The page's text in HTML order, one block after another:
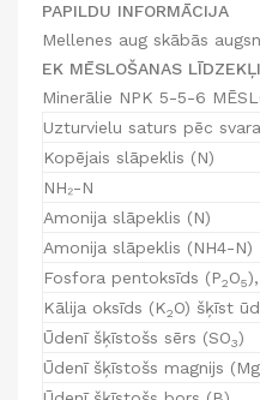
PAPILDU INFORMĀCIJA
Mellenes aug skābās
EK MĒSLOŠANAS LĪDZEKĻI
Minerālie NPK 5-5-6
Uzturvielu saturs pēc svara
Kopējais slāpeklis (N)
NH₂-N
Amonija slāpeklis (N)
Amonija slāpeklis (NH4-N)
Fosfora pentoksīds (P2O5
Kālija oksīds (K2O) šķīst
Ūdenī šķīstošs sērs (SO3)
Ūdenī šķīstošs magnijs